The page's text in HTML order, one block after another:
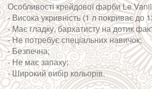
Особливості крейдової фарби Le
- Висока укривність (1 л покриває до
- Має гладку, бархатисту на дотик
- Не потребує спеціальних навичок;
- Безпечна;
- Не має запаху;
- Широкий вибір кольорів.